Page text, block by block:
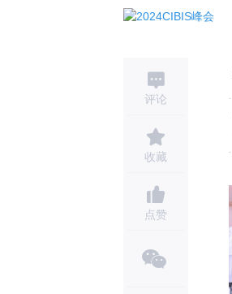
评论
收藏
点赞